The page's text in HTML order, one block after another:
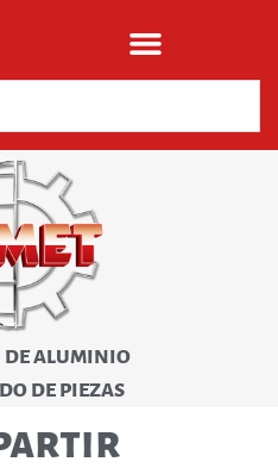
DE ALUMINIO
DE PIEZAS